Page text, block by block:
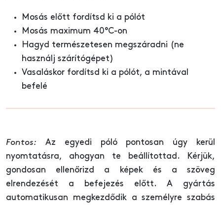
Mosás előtt fordítsd ki a pólót
Mosás maximum 40°C-on
Hagyd természetesen megszáradni (ne
használj szárítógépet)
Vasaláskor fordítsd ki a pólót, a mintával
befelé
Fontos: Az egyedi póló pontosan úgy kerül
nyomtatásra, ahogyan te beállítottad. Kérjük,
gondosan ellenőrizd a képek és a szöveg
elrendezését a befejezés előtt. A gyártás
automatikusan megkezdődik a személyre szabás